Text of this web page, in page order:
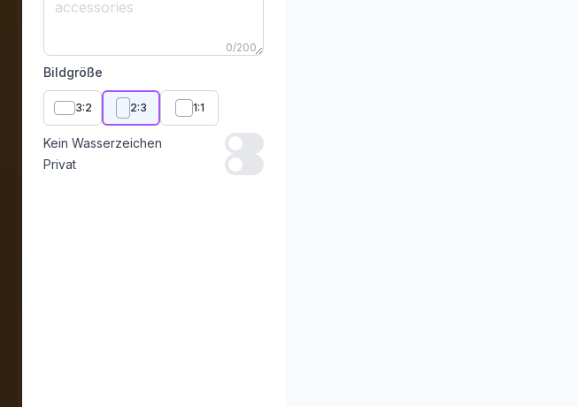
0/200
Bildgröße
3:2 2:3 1:1
Kein Wasserzeichen
Kein Wasserzeichen
Privat
Privat